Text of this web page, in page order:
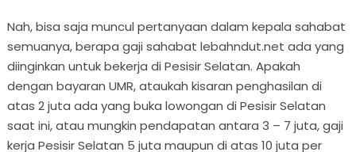
Nah, bisa saja muncul pertanyaan dalam kepala sahabat
semuanya, berapa gaji sahabat lebahndut.net ada yang
diinginkan untuk bekerja di Pesisir Selatan. Apakah
dengan bayaran UMR, ataukah kisaran penghasilan di
atas 2 juta ada yang buka lowongan di Pesisir Selatan
saat ini, atau mungkin pendapatan antara 3 – 7 juta, gaji
kerja Pesisir Selatan 5 juta maupun di atas 10 juta per